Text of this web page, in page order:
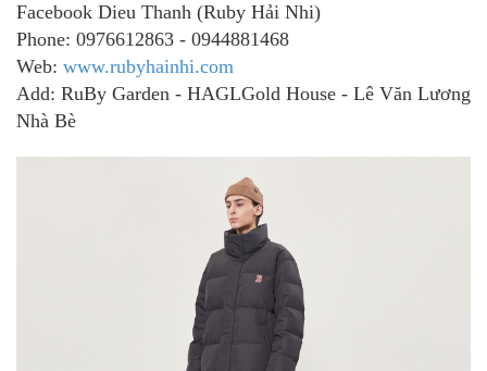
Facebook Dieu Thanh (Ruby Hải Nhi)
Phone: 0976612863 - 0944881468
Web: www.rubyhainhi.com
Add: RuBy Garden - HAGLGold House - Lê Văn Lương
Nhà Bè